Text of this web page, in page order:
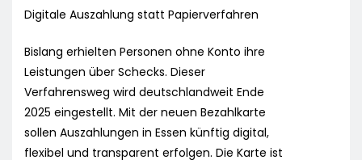
Digitale Auszahlung statt Papierverfahren
Bislang erhielten Personen ohne Konto ihre
Leistungen über Schecks. Dieser
Verfahrensweg wird deutschlandweit Ende
2025 eingestellt. Mit der neuen Bezahlkarte
sollen Auszahlungen in Essen künftig digital,
flexibel und transparent erfolgen. Die Karte ist